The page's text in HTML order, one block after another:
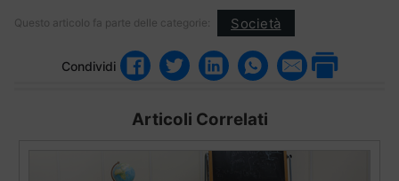
Questo articolo fa parte delle categorie: Società
Condividi
Articoli Correlati